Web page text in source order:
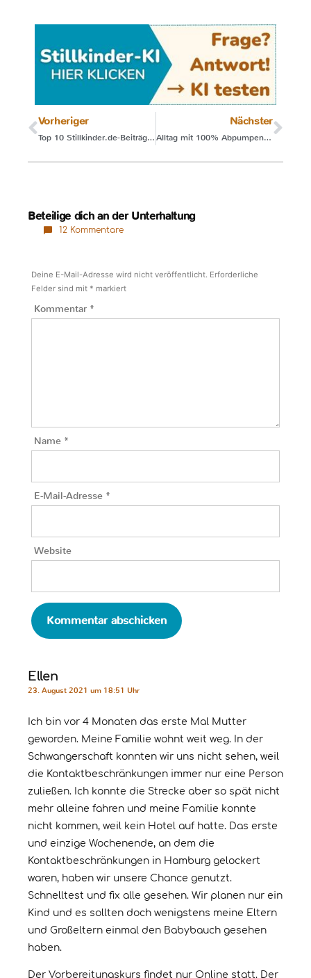
Vorheriger
Top 10 Stillkinder.de-Beiträge 2020
Nächster
Alltag mit 100% Abpumpen funktioniert
Beteilige dich an der Unterhaltung
12 Kommentare
Deine E-Mail-Adresse wird nicht veröffentlicht. Erforderliche
Felder sind mit * markiert
Kommentar *
Name *
E-Mail-Adresse *
Website
Ellen
23. August 2021 um 18:51 Uhr
Ich bin vor 4 Monaten das erste Mal Mutter
geworden. Meine Familie wohnt weit weg. In der
Schwangerschaft konnten wir uns nicht sehen, weil
die Kontaktbeschränkungen immer nur eine Person
zuließen. Ich konnte die Strecke aber so spät nicht
mehr alleine fahren und meine Familie konnte
nicht kommen, weil kein Hotel auf hatte. Das erste
und einzige Wochenende, an dem die
Kontaktbeschränkungen in Hamburg gelockert
waren, haben wir unsere Chance genutzt.
Schnelltest und fix alle gesehen. Wir planen nur ein
Kind und es sollten doch wenigstens meine Eltern
und Großeltern einmal den Babybauch gesehen
haben.
Der Vorbereitungskurs findet nur Online statt. Der